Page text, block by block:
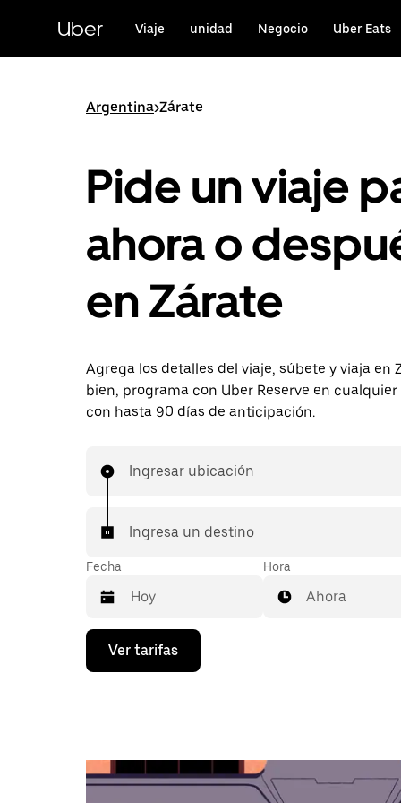
contenido
principal
Uber Viaje unidad Negocio Uber Eats
Argentina>Zárate
Pide un viaje
ahora o
en Zárate
Agrega los detalles del viaje, súbete y viaja en
bien, programa con Uber Reserve en
con hasta 90 días de anticipación.
Ingresar ubicación
Ingresa un destino
Fecha
Presiona
flecha
el
calendario
Hora
Ahora
Ver tarifas